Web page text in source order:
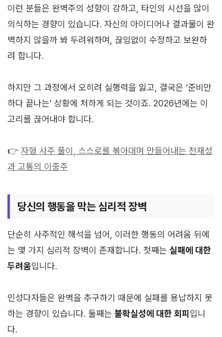
이런 분들은 완벽주의 성향이 강하고, 타인의 시선을 많이
의식하는 경향이 있습니다. 자신의 아이디어나 결과물이 완
벽하지 않을까 봐 두려워하며, 끊임없이 수정하고 보완하
려 합니다.
하지만 그 과정에서 오히려 실행력을 잃고, 결국은 ‘준비만
하다 끝나는’ 상황에 처하게 되는 것이죠. 2026년에는 이
고리를 끊어내야 합니다.
👉 자형 사주 풀이, 스스로를 볶아대며 만들어내는 천재성
과 고통의 이중주
당신의 행동을 막는 심리적 장벽
단순히 사주적인 해석을 넘어, 이러한 행동의 어려움 뒤에
는 몇 가지 심리적 장벽이 존재합니다. 첫째는 실패에 대한
두려움입니다.
인성다자들은 완벽을 추구하기 때문에 실패를 용납하지 못
하는 경향이 있습니다. 둘째는 불확실성에 대한 회피입니
다.